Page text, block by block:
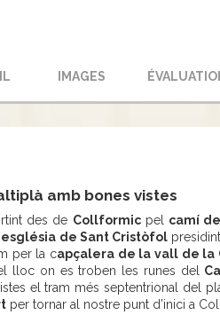
IMAGES
amb bones vistes
des de Collformicpel camí
església de Sant Cristòfolpresidint
per la capçalera de la vall de la
lloc on es troben les runes del
el tram més septentrional del
per tornar al nostre punt d’inici a